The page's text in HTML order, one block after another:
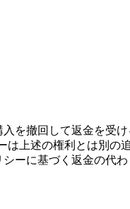
を撤回して返金を受
は上述の権利とは別の
ーに基づく返金の代